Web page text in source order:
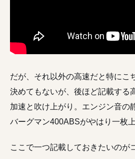
だが、それ以外の高速だと特にこ
決めてもないが、後ほど記載する
加速と吹け上がり。エンジン音の
バーグマン400ABSがやはり一枚上
ここで一つ記載しておきたいのが